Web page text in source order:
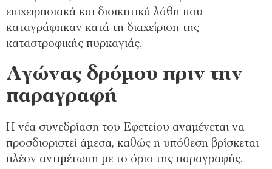
επιχειρησιακά και διοικητικά λάθη που
καταγράφηκαν κατά τη διαχείριση της
καταστροφικής πυρκαγιάς.
Αγώνας δρόμου πριν την
παραγραφή
Η νέα συνεδρίαση του Εφετείου αναμένεται να
προσδιοριστεί άμεσα, καθώς η υπόθεση βρίσκεται
πλέον αντιμέτωπη με το όριο της παραγραφής.